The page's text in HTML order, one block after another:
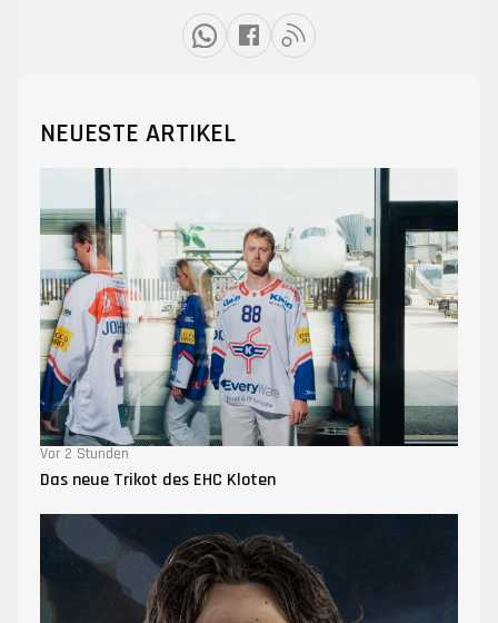
NEUESTE ARTIKEL
Vor 2 Stunden
Das neue Trikot des EHC Kloten